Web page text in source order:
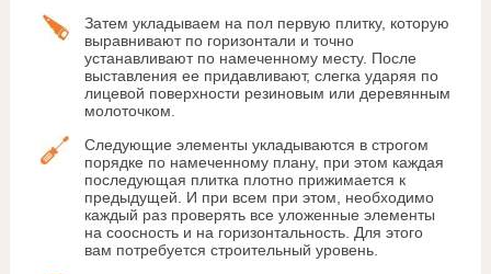
Затем укладываем на пол первую плитку, которую
выравнивают по горизонтали и точно
устанавливают по намеченному месту. После
выставления ее придавливают, слегка ударяя по
лицевой поверхности резиновым или деревянным
молоточком.
Следующие элементы укладываются в строгом
порядке по намеченному плану, при этом каждая
последующая плитка плотно прижимается к
предыдущей. И при всем при этом, необходимо
каждый раз проверять все уложенные элементы
на соосность и на горизонтальность. Для этого
вам потребуется строительный уровень.